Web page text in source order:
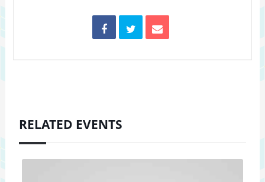
RELATED EVENTS